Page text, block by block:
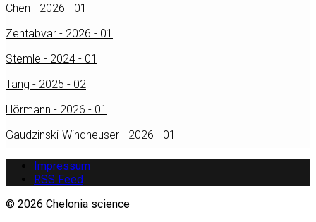
Chen - 2026 - 01
Zehtabvar - 2026 - 01
Stemle - 2024 - 01
Tang - 2025 - 02
Hörmann - 2026 - 01
Gaudzinski-Windheuser - 2026 - 01
Impressum
RSS Feed
© 2026 Chelonia science